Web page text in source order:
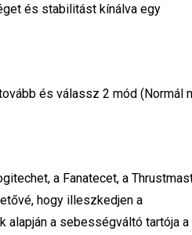
és stabilitást kínálva egy
és válassz 2 mód (Normál
a Fanatecet, a
hogy illeszkedjen a
a sebességváltó tartója a